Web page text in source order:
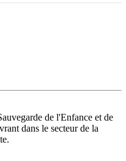
de l'Enfance et de
dans le secteur de la